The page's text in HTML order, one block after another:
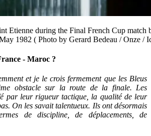
Etienne during the Final French Cup match
1982 ( Photo by Gerard Bedeau / Onze /
- Maroc ?
et je le crois fermement que les Bleus
obstacle sur la route de la finale. Les
par leur rigueur tactique, la qualité de leur
On les savait talentueux. Ils ont désormais
de discipline, de déplacements, de